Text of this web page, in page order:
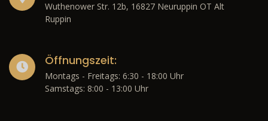
Wuthenower Str. 12b, 16827 Neuruppin OT Alt
Ruppin
Öffnungszeit:
Montags - Freitags: 6:30 - 18:00 Uhr
Samstags: 8:00 - 13:00 Uhr